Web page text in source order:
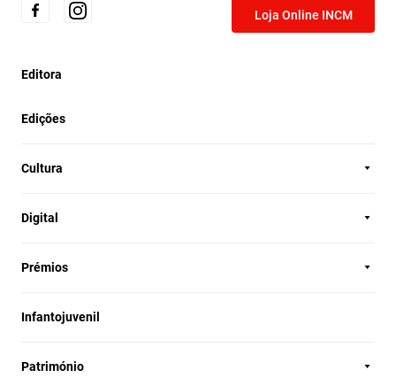
Loja Online INCM
Editora
Edições
Cultura
Digital
Prémios
Infantojuvenil
Património